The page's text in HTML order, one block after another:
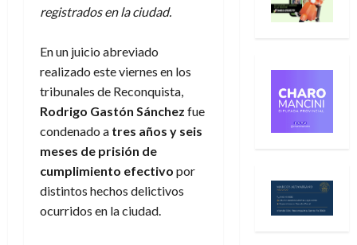
registrados en la ciudad.
En un juicio abreviado
realizado este viernes en los
tribunales de Reconquista,
Rodrigo Gastón Sánchez fue
condenado a tres años y seis
meses de prisión de
cumplimiento efectivo por
distintos hechos delictivos
ocurridos en la ciudad.